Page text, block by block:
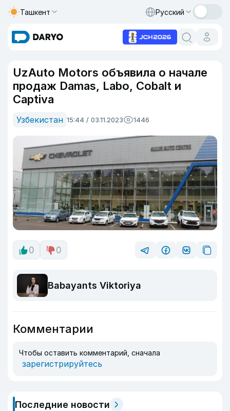
Ташкент Русский
UzAuto Motors объявила о начале
продаж Damas, Labo, Cobalt и
Captiva
Узбекистан 15:44 / 03.11.2023 1446
0 0
Babayants Viktoriya
Комментарии
Чтобы оставить комментарий, сначала
зарегистрируйтесь
Последние новости